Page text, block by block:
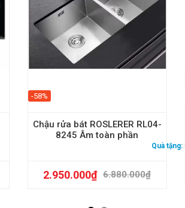
-58%
Chậu rửa bát ROSLERER RL04-
8245 Âm toàn phần
6.880.000₫
2.950.000₫
Quà tặng: